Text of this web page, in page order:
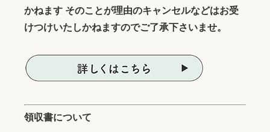
かねます そのことが理由のキャンセルなどはお受
けつけいたしかねますのでご了承下さいませ。
領収書について